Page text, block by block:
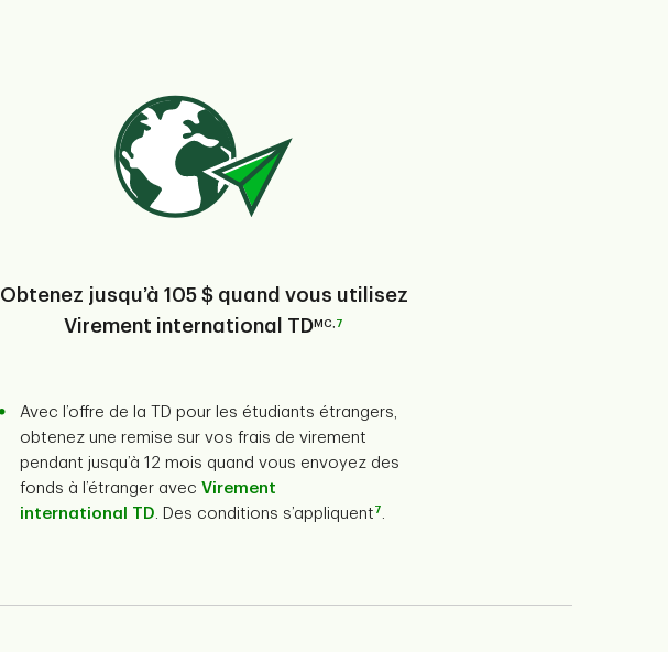
Obtenez jusqu’à 105 $ quand vous utilisez
Virement international TD MC, 7
Avec l’offre de la TD pour les étudiants étrangers,
obtenez une remise sur vos frais de virement
pendant jusqu’à 12 mois quand vous envoyez des
fonds à l’étranger avec Virement
international TD. Des conditions s’appliquent 7 .